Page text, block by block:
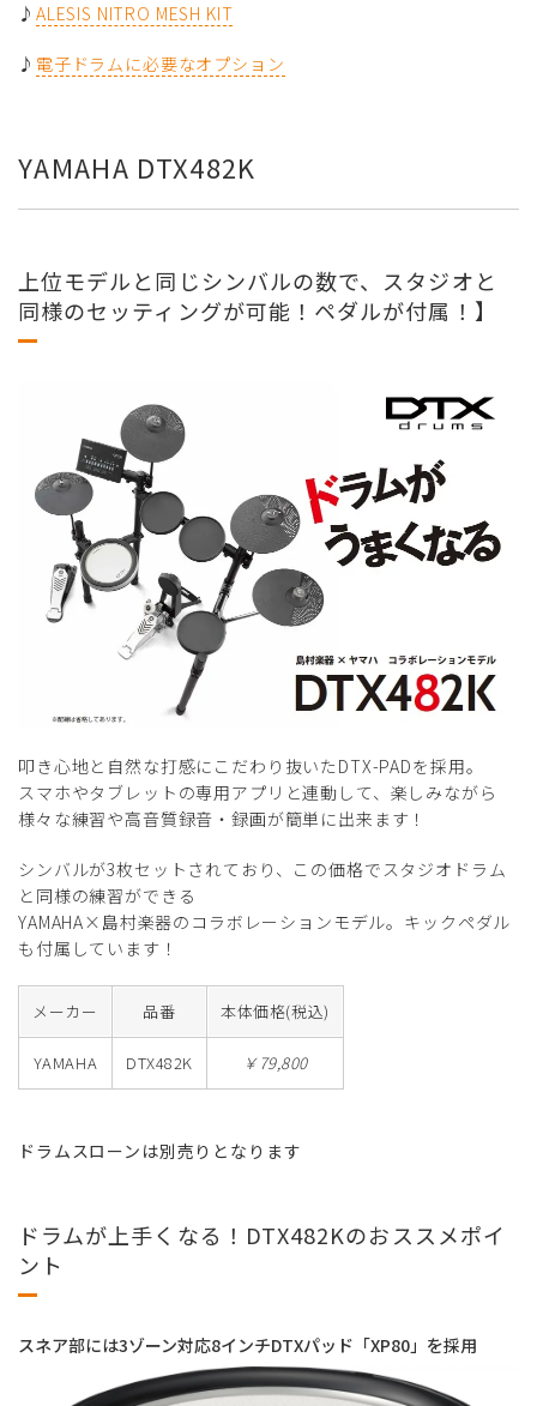
♪ ALESIS NITRO MESH KIT
♪ 電子ドラムに必要なオプション
YAMAHA DTX482K
上位モデルと同じシンバルの数で、スタジオと
同様のセッティングが可能！ペダルが付属！】
叩き心地と自然な打感にこだわり抜いたDTX-PADを採用。
スマホやタブレットの専用アプリと連動して、楽しみながら
様々な練習や高音質録音・録画が簡単に出来ます！
シンバルが3枚セットされており、この価格でスタジオドラム
と同様の練習ができる
YAMAHA×島村楽器のコラボレーションモデル。キックペダル
も付属しています！
メーカー 品番 本体価格(税込)
YAMAHA DTX482K ￥79,800
ドラムスローンは別売りとなります
ドラムが上手くなる！DTX482Kのおススメポイ
ント
スネア部には3ゾーン対応8インチDTXパッド「XP80」を採⽤